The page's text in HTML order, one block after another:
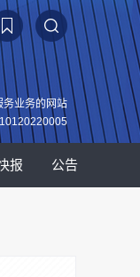
务业务的网站
报 公告